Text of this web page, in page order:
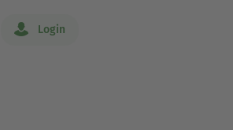
Login